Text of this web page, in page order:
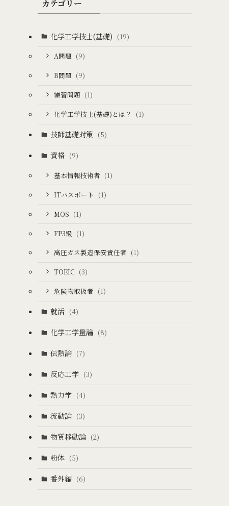
カテゴリー
化学工学技士(基礎) (19)
A問題 (9)
B問題 (9)
練習問題 (1)
化学工学技士(基礎)とは？
(1)
技師基礎対策 (5)
資格 (9)
基本情報技術者 (1)
ITパスポート
(1)
MOS (1)
FP3級 (1)
高圧ガス製造保安責任者 (1)
TOEIC (3)
危険物取扱者 (1)
就活 (4)
化学工学量論 (8)
伝熱論 (7)
反応工学 (3)
熱力学 (4)
流動論 (3)
物質移動論 (2)
粉体 (5)
番外編 (6)